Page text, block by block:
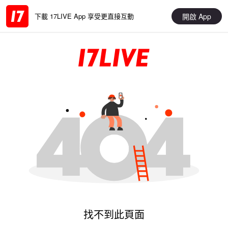
下載 17LIVE App 享受更直接互動 開啟 App
找不到此頁面